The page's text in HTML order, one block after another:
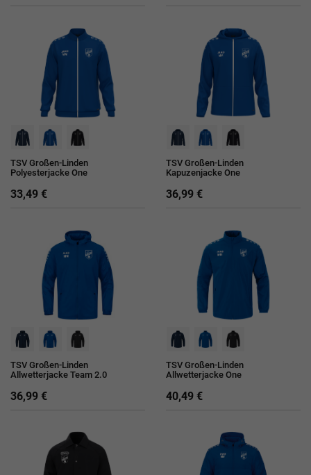
TSV Großen-Linden
Polyesterjacke One
33,49 €
TSV Großen-Linden
Kapuzenjacke One
36,99 €
TSV Großen-Linden
Allwetterjacke Team 2.0
36,99 €
TSV Großen-Linden
Allwetterjacke One
40,49 €